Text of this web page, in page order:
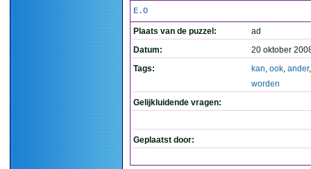
E.O
Plaats van de puzzel:
ad
Datum:
20 oktober
Tags:
kan, ook, ander
worden
Gelijkluidende vragen:
Geplaatst door: